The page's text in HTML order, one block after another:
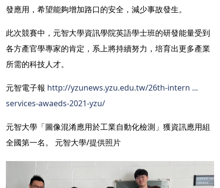
發應用，希望能夠增加路口的安全，減少事故發生。
此次競賽中，元智大學資訊學院英語學士班的研發能量受到
各方產官學專家的肯定，系上將持續努力，培育出更多產業
所需的科技人才。
元智電子報 http://yzunews.yzu.edu.tw/26th-intern ...
services-awaeds-2021-yzu/
元智大學「圖像混淆應用於工業自動化檢測」獲資訊應用組
全國第一名。 元智大學/提供照片